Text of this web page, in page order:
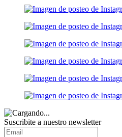
Suscribite a nuestro newsletter